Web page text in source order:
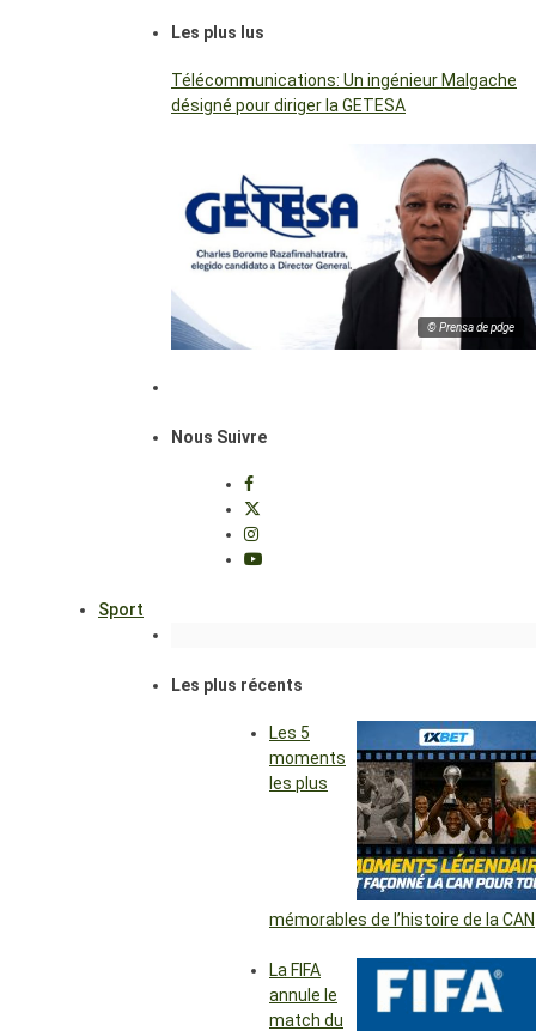
Les plus lus
Télécommunications: Un ingénieur Malgache
désigné pour diriger la GETESA
© Prensa de pdge
Nous Suivre
Sport
Les plus récents
Les 5
moments
les plus
mémorables de l’histoire de la CAN
La FIFA
annule le
match du